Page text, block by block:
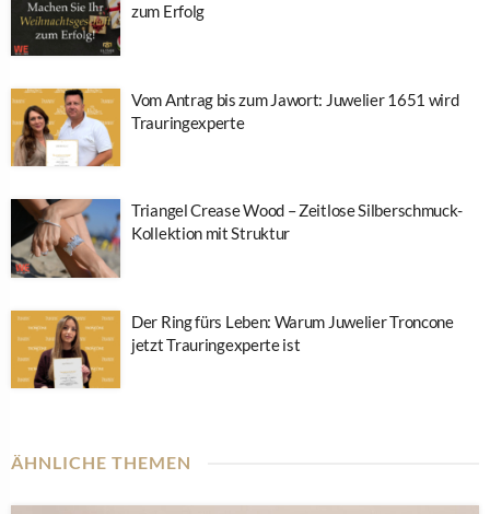
zum Erfolg
Vom Antrag bis zum Jawort: Juwelier 1651 wird
Trauringexperte
Triangel Crease Wood – Zeitlose Silberschmuck-
Kollektion mit Struktur
Der Ring fürs Leben: Warum Juwelier Troncone
jetzt Trauringexperte ist
ÄHNLICHE THEMEN